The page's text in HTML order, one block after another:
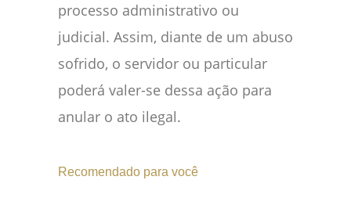
processo administrativo ou
judicial. Assim, diante de um abuso
sofrido, o servidor ou particular
poderá valer-se dessa ação para
anular o ato ilegal.
Recomendado para você